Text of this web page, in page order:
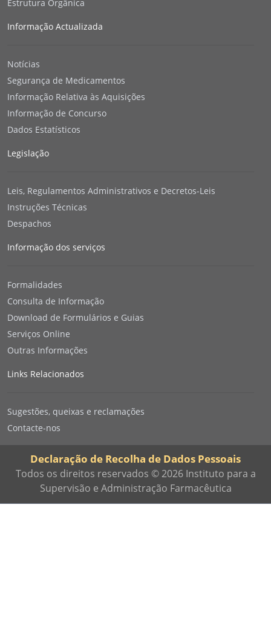
Estrutura Orgânica
Informação Actualizada
Notícias
Segurança de Medicamentos
Informação Relativa às Aquisições
Informação de Concurso
Dados Estatísticos
Legislação
Leis, Regulamentos Administrativos e Decretos-Leis
Instruções Técnicas
Despachos
Informação dos serviços
Formalidades
Consulta de Informação
Download de Formulários e Guias
Serviços Online
Outras Informações
Links Relacionados
Sugestões, queixas e reclamações
Contacte-nos
Declaração de Recolha de Dados Pessoais
Todos os direitos reservados © 2026 Instituto para a
Supervisão e Administração Farmacêutica